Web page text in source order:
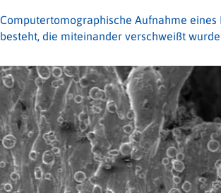
Computertomographische Aufnahme eines
besteht, die miteinander verschweißt